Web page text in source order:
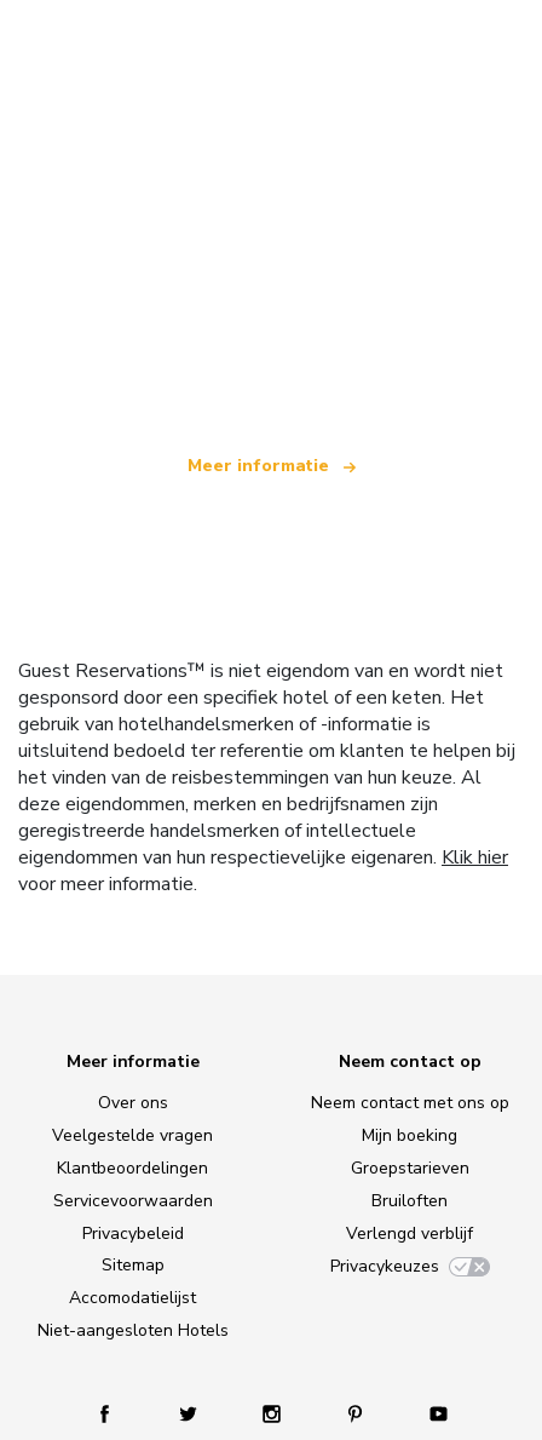
Meer informatie
Guest Reservations™ is niet eigendom van en wordt niet
gesponsord door een specifiek hotel of een keten. Het
gebruik van hotelhandelsmerken of -informatie is
uitsluitend bedoeld ter referentie om klanten te helpen bij
het vinden van de reisbestemmingen van hun keuze. Al
deze eigendommen, merken en bedrijfsnamen zijn
geregistreerde handelsmerken of intellectuele
eigendommen van hun respectievelijke eigenaren. Klik hier
voor meer informatie.
Meer informatie
Over ons
Veelgestelde vragen
Klantbeoordelingen
Servicevoorwaarden
Privacybeleid
Sitemap
Accomodatielijst
Niet-aangesloten Hotels
Neem contact op
Neem contact met ons op
Mijn boeking
Groepstarieven
Bruiloften
Verlengd verblijf
Privacykeuzes